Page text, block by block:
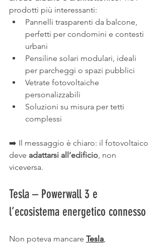
prodotti più interessanti:
Pannelli trasparenti da balcone,
perfetti per condomini e contesti
urbani
Pensiline solari modulari, ideali
per parcheggi o spazi pubblici
Vetrate fotovoltaiche
personalizzabili
Soluzioni su misura per tetti
complessi
➡️ Il messaggio è chiaro: il fotovoltaico
deve adattarsi all’edificio , non
viceversa.
Tesla – Powerwall 3 e
l’ecosistema energetico connesso
Non poteva mancare Tesla